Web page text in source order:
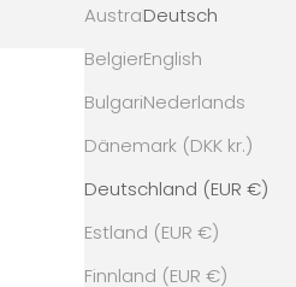
Australien (AUD $)
Belgien (EUR €)
Bulgarien (EUR €)
Dänemark (DKK kr.)
Deutschland (EUR €)
Estland (EUR €)
Finnland (EUR €)
Deutsch
English
Nederlands